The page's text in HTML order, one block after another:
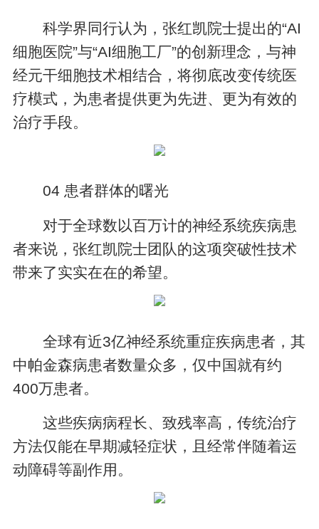
科学界同行认为，张红凯院士提出的“AI
细胞医院”与“AI细胞工厂”的创新理念，与神
经元干细胞技术相结合，将彻底改变传统医
疗模式，为患者提供更为先进、更为有效的
治疗手段。
04 患者群体的曙光
对于全球数以百万计的神经系统疾病患
者来说，张红凯院士团队的这项突破性技术
带来了实实在在的希望。
全球有近3亿神经系统重症疾病患者，其
中帕金森病患者数量众多，仅中国就有约
400万患者。
这些疾病病程长、致残率高，传统治疗
方法仅能在早期减轻症状，且经常伴随着运
动障碍等副作用。